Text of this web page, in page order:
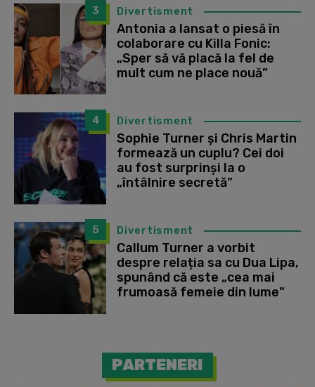
3 Divertisment
Antonia a lansat o piesă în
colaborare cu Killa Fonic:
„Sper să vă placă la fel de
mult cum ne place nouă”
4 Divertisment
Sophie Turner și Chris Martin
formează un cuplu? Cei doi
au fost surprinși la o
„întâlnire secretă”
5 Divertisment
Callum Turner a vorbit
despre relația sa cu Dua Lipa,
spunând că este „cea mai
frumoasă femeie din lume”
PARTENERI